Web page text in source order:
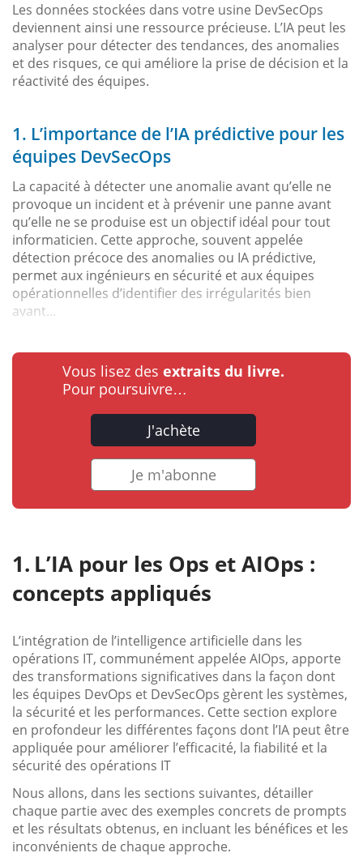
Les données stockées dans votre usine DevSecOps
deviennent ainsi une ressource précieuse. L’IA peut les
analyser pour détecter des tendances, des anomalies
et des risques, ce qui améliore la prise de décision et la
réactivité des équipes.
1. L’importance de l’IA prédictive pour les
équipes DevSecOps
La capacité à détecter une anomalie avant qu’elle ne
provoque un incident et à prévenir une panne avant
qu’elle ne se produise est un objectif idéal pour tout
informaticien. Cette approche, souvent appelée
détection précoce des anomalies ou IA prédictive,
permet aux ingénieurs en sécurité et aux équipes
opérationnelles d’identifier des irrégularités bien
avant...
Vous lisez des extraits du livre.
Pour poursuivre…
J'achète
Je m'abonne
L’IA pour les Ops et AIOps :
concepts appliqués
L’intégration de l’intelligence artificielle dans les
opérations IT, communément appelée AIOps, apporte
des transformations significatives dans la façon dont
les équipes DevOps et DevSecOps gèrent les systèmes,
la sécurité et les performances. Cette section explore
en profondeur les différentes façons dont l’IA peut être
appliquée pour améliorer l’efficacité, la fiabilité et la
sécurité des opérations IT
Nous allons, dans les sections suivantes, détailler
chaque partie avec des exemples concrets de prompts
et les résultats obtenus, en incluant les bénéfices et les
inconvénients de chaque approche.